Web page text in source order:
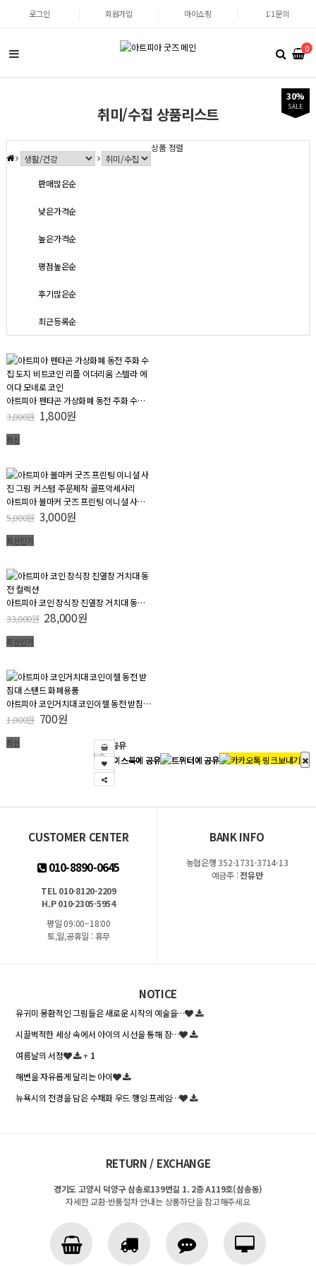
로그인 회원가입 마이쇼핑 1:1문의
0
취미/수집 상품리스트
상품 정렬
판매많은순
낮은가격순
높은가격순
평점높은순
후기많은순
최근등록순
40%
SALE
SNS 공유
아트피아 펜타곤 가상화폐 동전 주화 수집 도지 비트코인 리플 이더리움 스텔라 에이다 모네로 코인
3,000원 1,800원
최신
40%
SALE
SNS 공유
아트피아 볼마커 굿즈 프린팅 이니셜 사진 그림 커스텀 주문제작 골프악세사리
5,000원 3,000원
최신인기
15%
SALE
SNS 공유
아트피아 코인 장식장 진열장 거치대 동전 컬렉션
33,000원 28,000원
최신인기
30%
SALE
SNS 공유
아트피아 코인거치대 코인이젤 동전 받침대 스탠드 화폐용품
1,000원 700원
최신
CUSTOMER CENTER
010-8890-0645
TEL 010-8120-2209
H.P 010-2305-5954
평일 09:00~18:00
토,일,공휴일 : 휴무
BANK INFO
농협은행 352-1731-3714-13
예금주 :전유만
NOTICE
유귀미 몽환적인 그림들은 새로운 시작의 예술을…
시끌벅적한 세상 속에서 아이의 시선을 통해 잠…
여름날의 서정
+ 1
해변을 자유롭게 달리는 아이
뉴욕시의 전경을 담은 수채화 우드 행잉 프레임…
RETURN / EXCHANGE
경기도 고양시 덕양구 삼송로139번길 1. 2층 A119호(삼송동)
자세한 교환·반품절차 안내는 상품하단을 참고해주세요